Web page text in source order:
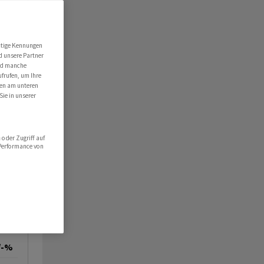
%
Kennungen
unsere Partner
manche
um Ihre
am unteren
in unserer
oder Zugriff auf
von